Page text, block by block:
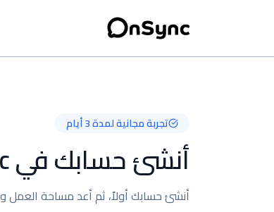
تجربة مجانية لمدة 3 أيام
أنشئ حسابك في OnSync
أنشئ حسابك أولاً، ثم أعد مساحة العمل